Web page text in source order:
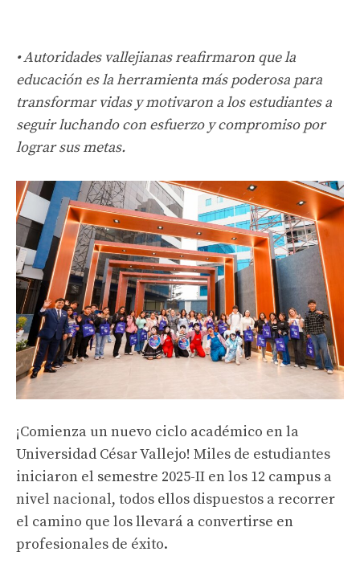
• Autoridades vallejianas reafirmaron que la
educación es la herramienta más poderosa para
transformar vidas y motivaron a los estudiantes a
seguir luchando con esfuerzo y compromiso por
lograr sus metas.
¡Comienza un nuevo ciclo académico en la
Universidad César Vallejo! Miles de estudiantes
iniciaron el semestre 2025-II en los 12 campus a
nivel nacional, todos ellos dispuestos a recorrer
el camino que los llevará a convertirse en
profesionales de éxito.